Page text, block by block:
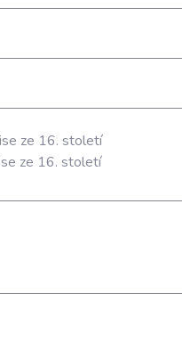
ze 16. století
ze 16. století